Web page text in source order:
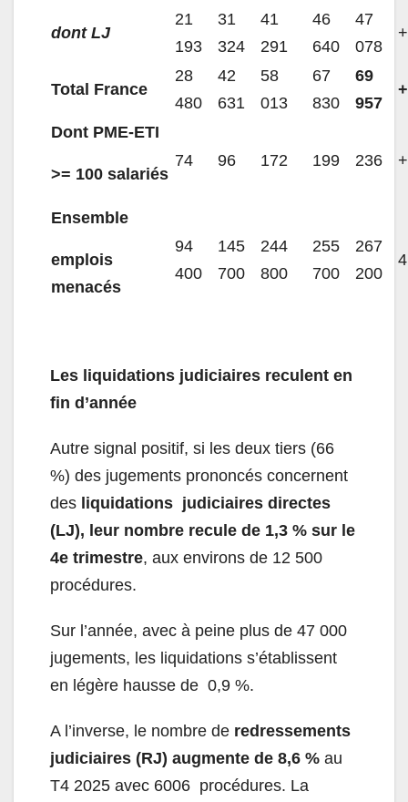
dont LJ
21
193
31
324
41
291
46
640
47
078
Total France
28
480
42
631
58
013
67
830
69
957
Dont PME-ETI
>= 100 salariés
74 96 172 199 236
Ensemble
emplois
menacés
94
400
145
700
244
800
255
700
267
200
Les liquidations judiciaires reculent en
fin d’année
Autre signal positif, si les deux tiers (66
%) des jugements prononcés concernent
des liquidations judiciaires directes
(LJ), leur nombre recule de 1,3 % sur le
4e trimestre, aux environs de 12 500
procédures.
Sur l’année, avec à peine plus de 47 000
jugements, les liquidations s’établissent
en légère hausse de 0,9 %.
A l’inverse, le nombre de redressements
judiciaires (RJ) augmente de 8,6 % au
T4 2025 avec 6006 procédures. La